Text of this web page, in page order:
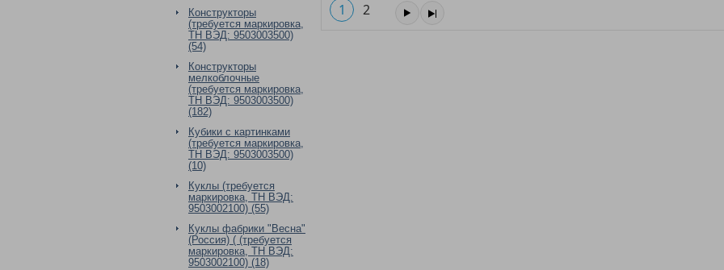
Конструкторы
(требуется маркировка,
ТН ВЭД: 9503003500)
(54)
Конструкторы
мелкоблочные
(требуется маркировка,
ТН ВЭД: 9503003500)
(182)
Кубики с картинками
(требуется маркировка,
ТН ВЭД: 9503003500)
(10)
Куклы (требуется
маркировка, ТН ВЭД:
9503002100) (55)
Куклы фабрики "Весна"
(Россия) ( (требуется
маркировка, ТН ВЭД:
9503002100) (18)
1 2